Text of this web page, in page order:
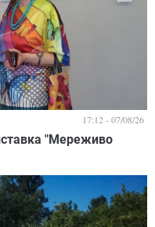
"Мереживо
17:12 - 07/08/26